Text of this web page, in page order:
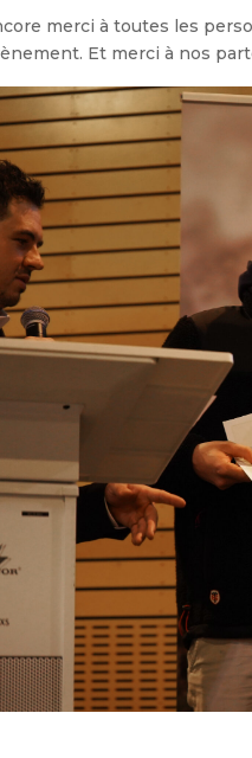
merci à toutes les
Et merci à nos